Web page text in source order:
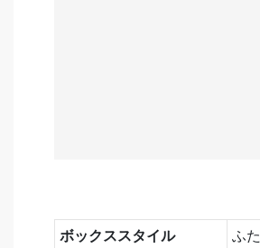
ボックススタイル
ふ